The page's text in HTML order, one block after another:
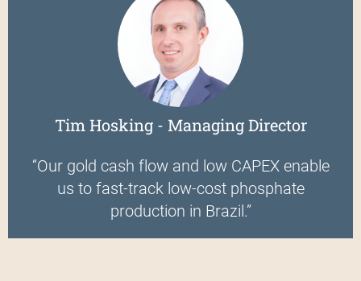
Tim Hosking - Managing Director
“Our gold cash flow and low CAPEX enable
us to fast-track low-cost phosphate
production in Brazil.”